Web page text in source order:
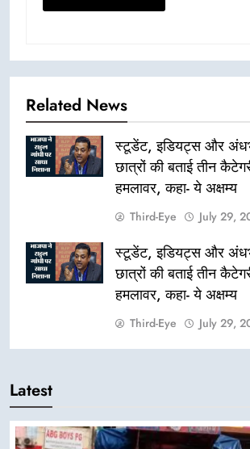
Related News
स्टूडेंट, इडियट्स और
छात्रों की बताई तीन
हमलावर, कहा- ये अक्षम्य
Third-Eye July 29,
स्टूडेंट, इडियट्स और
छात्रों की बताई तीन
हमलावर, कहा- ये अक्षम्य
Third-Eye July 29,
Latest